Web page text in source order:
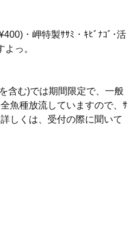
・岬特製ｻｻﾐ・ｷﾋﾞﾅｺﾞ･活
っ。
含む)では期間限定で、一般
魚種放流していますので、ｻ
しくは、受付の際に聞いて